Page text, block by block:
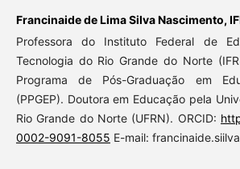
Francinaide de Lima Silva Nascimento,
Professora do Instituto Federal de
Tecnologia do Rio Grande do Norte
Programa de Pós-Graduação em
(PPGEP). Doutora em Educação pela
Rio Grande do Norte (UFRN). ORCID:
0002-9091-8055 E-mail: